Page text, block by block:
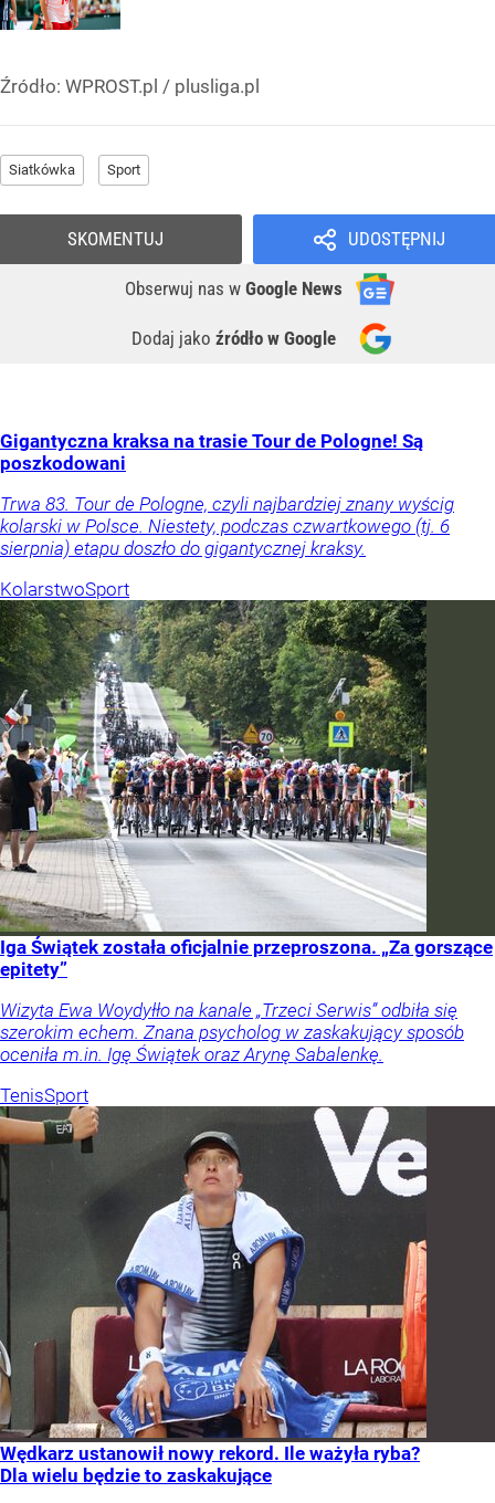
Źródło: WPROST.pl / plusliga.pl
Siatkówka Sport
UDOSTĘPNIJ
Obserwuj nas w Google News
Dodaj jako źródło w Google
SKOMENTUJ
Gigantyczna kraksa na trasie Tour de Pologne! Są
poszkodowani
Trwa 83. Tour de Pologne, czyli najbardziej znany wyścig
kolarski w Polsce. Niestety, podczas czwartkowego (tj. 6
sierpnia) etapu doszło do gigantycznej kraksy.
KolarstwoSport
Iga Świątek została oficjalnie przeproszona. „Za gorszące
epitety”
Wizyta Ewa Woydyłło na kanale „Trzeci Serwis” odbiła się
szerokim echem. Znana psycholog w zaskakujący sposób
oceniła m.in. Igę Świątek oraz Arynę Sabalenkę.
TenisSport
Wędkarz ustanowił nowy rekord. Ile ważyła ryba?
Dla wielu będzie to zaskakujące